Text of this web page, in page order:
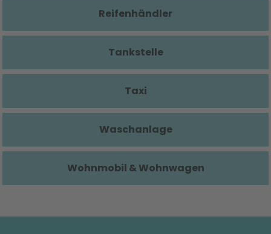
Reifenhändler
Tankstelle
Taxi
Waschanlage
Wohnmobil & Wohnwagen